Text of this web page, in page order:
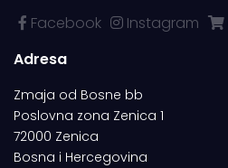
Facebook Instagram
Adresa
Zmaja od Bosne bb
Poslovna zona Zenica 1
72000 Zenica
Bosna i Hercegovina